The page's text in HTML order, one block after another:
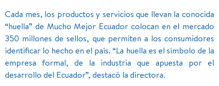
Cada mes, los productos y servicios que llevan la conocida
“huella” de Mucho Mejor Ecuador colocan en el mercado
350 millones de sellos, que permiten a los consumidores
identificar lo hecho en el país. “La huella es el símbolo de la
empresa formal, de la industria que apuesta por el
desarrollo del Ecuador”, destacó la directora.